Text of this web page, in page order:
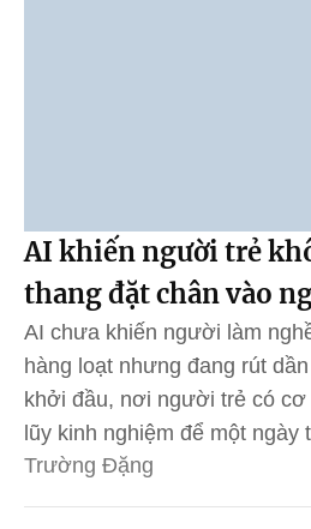
AI khiến người trẻ
thang đặt chân vào
AI chưa khiến người làm
hàng loạt nhưng đang rút
khởi đầu, nơi người trẻ có cơ
lũy kinh nghiệm để một ngày
Trường Đặng